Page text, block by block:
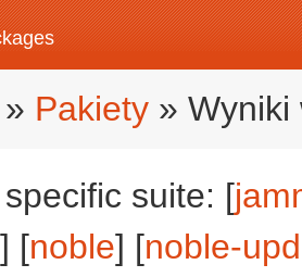
» Pakiety » Wyniki
suite: [
] [noble] [noble-